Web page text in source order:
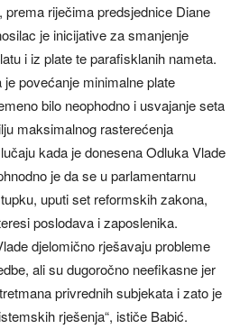
riječima predsjednice Diane
je inicijative za smanjenje
i iz plate te parafisklanih nameta.
povećanje minimalne plate
bilo neophodno i usvajanje seta
maksimalnog rasterećenja
kada je donesena Odluka Vlade
je da se u parlamentarnu
uputi set reformskih zakona,
poslodava i zaposlenika.
djelomično rješavaju probleme
ali su dugoročno neefikasne jer
privrednih subjekata i zato je
rješenja“, ističe Babić.